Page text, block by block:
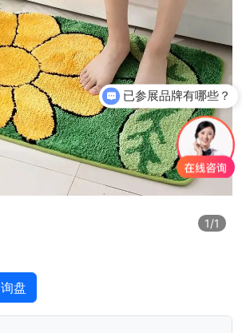
1/1
询盘
已参展品牌有哪些？
你们是怎么收费的呢？